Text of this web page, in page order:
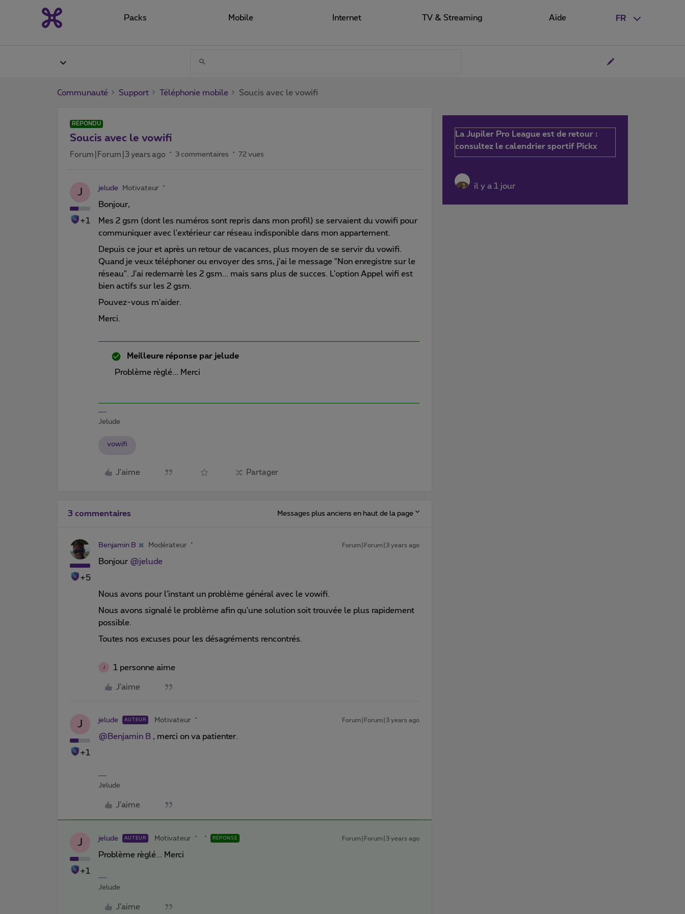
FR
Packs Mobile Internet TV & Streaming Aide
Communauté Support Téléphonie mobile Soucis avec le vowifi
RÉPONDU
Soucis avec le vowifi
Forum|Forum|3 years ago 3 commentaires 72 vues
J
+1
jelude Motivateur
Bonjour,
Mes 2 gsm (dont les numéros sont repris dans mon profil) se servaient du vowifi pour
communiquer avec l'extérieur car réseau indisponible dans mon appartement.
Depuis ce jour et après un retour de vacances, plus moyen de se servir du vowifi.
Quand je veux téléphoner ou envoyer des sms, j'ai le message "Non enregistre sur le
réseau". J'ai redemarrè les 2 gsm... mais sans plus de succes. L'option Appel wifi est
bien actifs sur les 2 gsm.
Pouvez-vous m'aider.
Merci.
Meilleure réponse par jelude
Problème règlé... Merci
Jelude
vowifi
J'aime Partager
3 commentaires Messages plus anciens en haut de la page
+5
Benjamin B Modérateur Forum|Forum|3 years ago
Bonjour @jelude
Nous avons pour l'instant un problème général avec le vowifi.
Nous avons signalé le problème afin qu'une solution soit trouvée le plus rapidement
possible.
Toutes nos excuses pour les désagréments rencontrés.
1 personne aime
J'aime
J
+1
jelude AUTEUR Motivateur Forum|Forum|3 years ago
@Benjamin B , merci on va patienter.
Jelude
J'aime
J
+1
jelude AUTEUR Motivateur RÉPONSE Forum|Forum|3 years ago
Problème règlé... Merci
Jelude
J'aime
La Jupiler Pro League est de retour :
consultez le calendrier sportif Pickx
il y a 1 jour